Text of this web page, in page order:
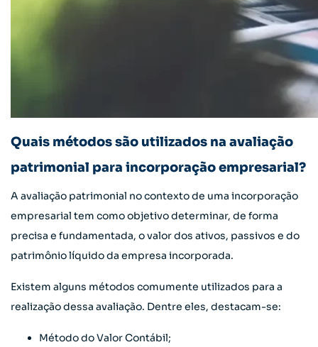
Quais métodos são utilizados na avaliação
patrimonial para incorporação empresarial?
A avaliação patrimonial no contexto de uma incorporação
empresarial tem como objetivo determinar, de forma
precisa e fundamentada, o valor dos ativos, passivos e do
patrimônio líquido da empresa incorporada.
Existem alguns métodos comumente utilizados para a
realização dessa avaliação. Dentre eles, destacam-se:
Método do Valor Contábil;